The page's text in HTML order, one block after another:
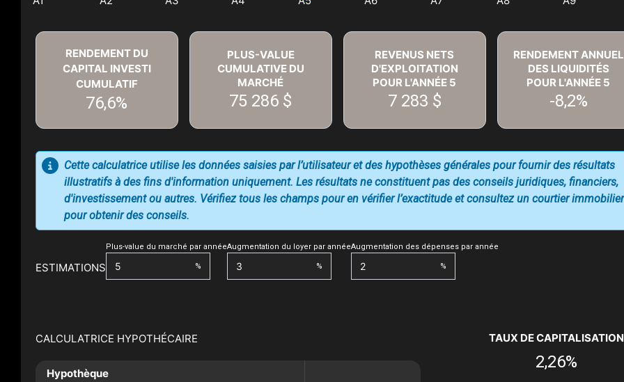
RENDEMENT DU
CAPITAL INVESTI
CUMULATIF
76,6%
PLUS-VALUE
CUMULATIVE DU
MARCHÉ
75 286 $
REVENUS NETS
D'EXPLOITATION
POUR L'ANNÉE 5
7 283 $
RENDEMENT ANNUEL
DES LIQUIDITÉS
POUR L'ANNÉE 5
-8,2%
ESTIMATIONS
Plus-value du marché par année
%
Augmentation du loyer par année
%
Augmentation des dépenses par année
%
Cette calculatrice utilise les données saisies par l’utilisateur et des hypothèses générales pour fournir des résultats
illustratifs à des fins d'information uniquement. Les résultats ne constituent pas des conseils juridiques, financiers,
d'investissement ou autres. Vérifiez tous les champs pour en vérifier l’exactitude et consultez un courtier immobilier
pour obtenir des conseils.
CALCULATRICE HYPOTHÉCAIRE
Hypothèque
TAUX DE CAPITALISATION
2,26%